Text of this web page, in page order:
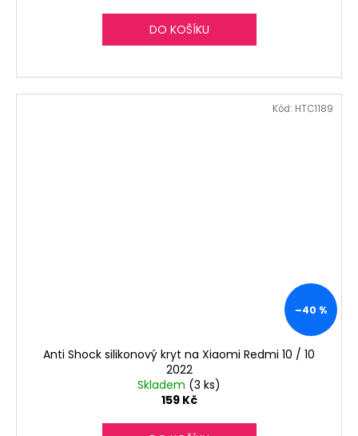
DO KOŠÍKU
–40 %
Anti Shock silikonový kryt na Xiaomi Redmi 10 / 10
2022
Skladem (3 ks)
159 Kč
Kód: HTC1189